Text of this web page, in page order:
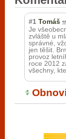
#1 Tomáš
Je
zvláště u
správné,
jen těšit.
provoz
roce 2012
všechny,